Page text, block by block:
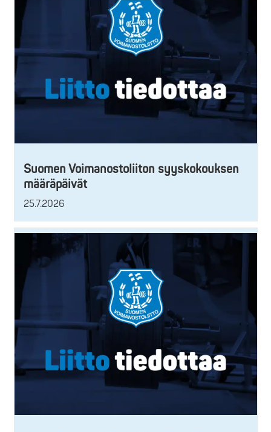
Suomen Voimanostoliiton syyskokouksen
määräpäivät
25.7.2026